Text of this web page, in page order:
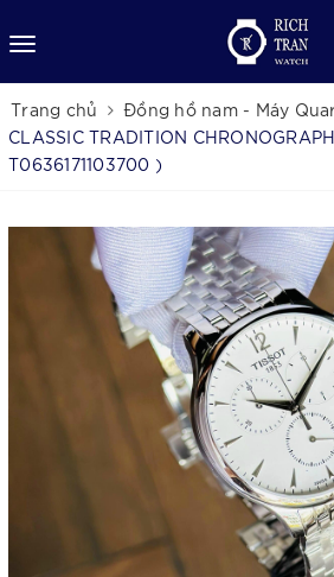
Trang chủ Đồng hồ nam - Máy
CLASSIC TRADITION
T0636171103700 )